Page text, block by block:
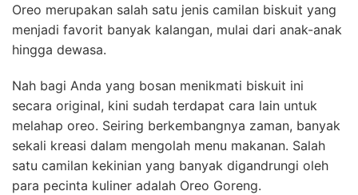
Oreo merupakan salah satu jenis camilan biskuit yang
menjadi favorit banyak kalangan, mulai dari anak-anak
hingga dewasa.
Nah bagi Anda yang bosan menikmati biskuit ini
secara original, kini sudah terdapat cara lain untuk
melahap oreo. Seiring berkembangnya zaman, banyak
sekali kreasi dalam mengolah menu makanan. Salah
satu camilan kekinian yang banyak digandrungi oleh
para pecinta kuliner adalah Oreo Goreng.